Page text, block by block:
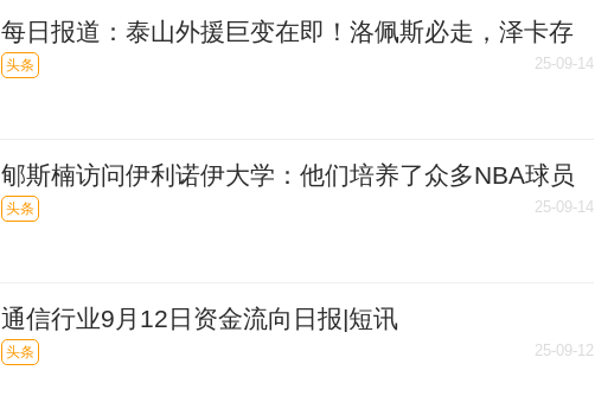
每日报道：泰山外援巨变在即！洛佩斯必走，泽卡存
疑，战术革命倒逼洗牌
头条 25-09-14
郇斯楠访问伊利诺伊大学：他们培养了众多NBA球员
最吸引我
头条 25-09-14
通信行业9月12日资金流向日报|短讯
头条 25-09-12